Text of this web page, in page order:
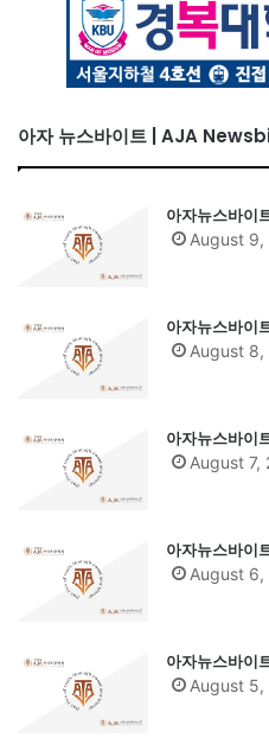
아자 뉴스바이트 | AJA
아자뉴스바
August 9,
아자뉴스바
August 8,
아자뉴스바
August 7,
아자뉴스바
August 6,
아자뉴스바
August 5,